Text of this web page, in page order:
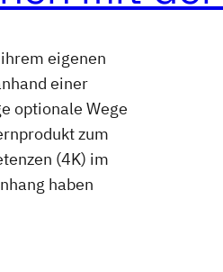
eigenen
einer
optionale Wege
zum
(4K) im
haben